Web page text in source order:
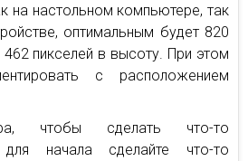
на настольном компьютере, так
оптимальным будет 820
пикселей в высоту. При этом
с расположением
чтобы сделать что-то
начала сделайте что-то